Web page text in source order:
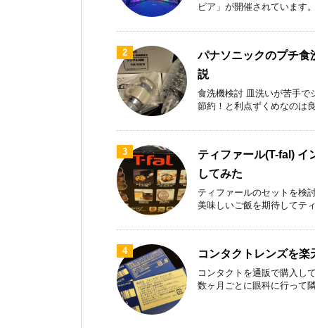
ピア」が開催されています
2
パナソニックのプチ
説
食洗機検討 皿洗いが苦手で
節約！と利点ずくめなのは
3
ティファール(T-fal) イ
してみた
ティファールのセットを検
美味しいご飯を期待してテ
4 コンタクトレンズを楽
コンタクトを通販で購入し
数ヶ月ごとに眼科に行って